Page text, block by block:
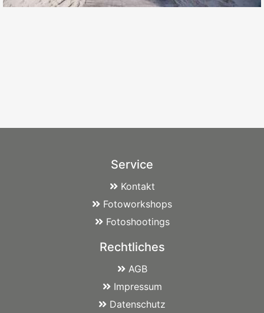
Service
Kontakt
Fotoworkshops
Fotoshootings
Rechtliches
AGB
Impressum
Datenschutz